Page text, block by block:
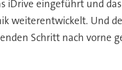
iDrive eingeführt und
weiterentwickelt. Und
Schritt nach vorne